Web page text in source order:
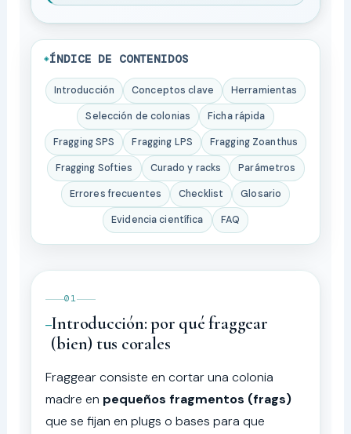
ÍNDICE DE CONTENIDOS
Introducción Conceptos clave Herramientas
Selección de colonias Ficha rápida
Fragging SPS Fragging LPS Fragging Zoanthus
Fragging Softies Curado y racks Parámetros
Errores frecuentes Checklist Glosario
Evidencia científica FAQ
01
Introducción: por qué fraggear
(bien) tus corales
Fraggear consiste en cortar una colonia
madre en pequeños fragmentos (frags)
que se fijan en plugs o bases para que